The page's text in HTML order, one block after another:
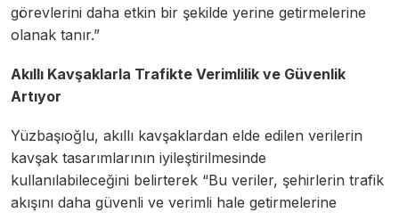
görevlerini daha etkin bir şekilde yerine getirmelerine
olanak tanır.”
Akıllı Kavşaklarla Trafikte Verimlilik ve Güvenlik
Artıyor
Yüzbaşıoğlu, akıllı kavşaklardan elde edilen verilerin
kavşak tasarımlarının iyileştirilmesinde
kullanılabileceğini belirterek “Bu veriler, şehirlerin trafik
akışını daha güvenli ve verimli hale getirmelerine